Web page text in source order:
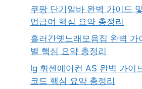
쿠팡 단기알바 완벽 가이드
업급여 핵심 요약 총정리
흘러간옛노래모음집 완벽 가
별 핵심 요약 총정리
lg 휘센에어컨 AS 완벽 가이
코드 핵심 요약 총정리